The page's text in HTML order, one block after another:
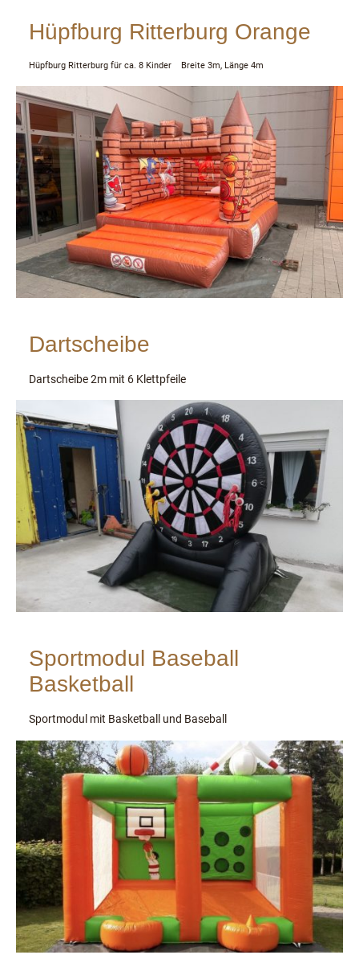
Hüpfburg Ritterburg Orange
Hüpfburg Ritterburg für ca. 8 Kinder Breite 3m, Länge 4m
Dartscheibe
Dartscheibe 2m mit 6 Klettpfeile
Sportmodul Baseball
Basketball
Sportmodul mit Basketball und Baseball